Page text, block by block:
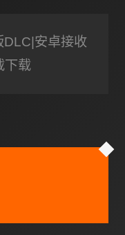
DLC|安卓接收
下载